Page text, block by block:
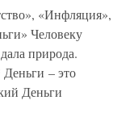
«Инфляция»,
Человеку
природа.
– это
Деньги